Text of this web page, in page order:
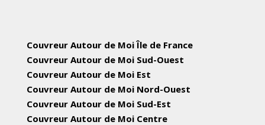
Couvreur Autour de Moi Île de France
Couvreur Autour de Moi Sud-Ouest
Couvreur Autour de Moi Est
Couvreur Autour de Moi Nord-Ouest
Couvreur Autour de Moi Sud-Est
Couvreur Autour de Moi Centre